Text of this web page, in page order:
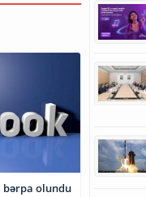
bərpa olundu